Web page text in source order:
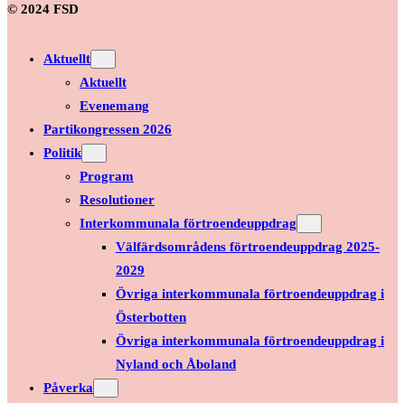
© 2024 FSD
Aktuellt
Aktuellt
Evenemang
Partikongressen 2026
Politik
Program
Resolutioner
Interkommunala förtroendeuppdrag
Välfärdsområdens förtroendeuppdrag 2025-
2029
Övriga interkommunala förtroendeuppdrag i
Österbotten
Övriga interkommunala förtroendeuppdrag i
Nyland och Åboland
Påverka